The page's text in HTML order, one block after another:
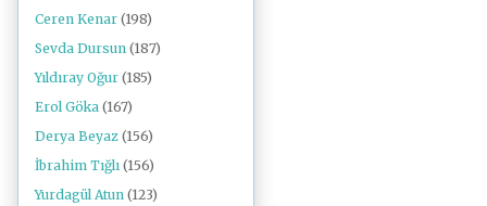
Ceren Kenar (198)
Sevda Dursun (187)
Yıldıray Oğur (185)
Erol Göka (167)
Derya Beyaz (156)
İbrahim Tığlı (156)
Yurdagül Atun (123)